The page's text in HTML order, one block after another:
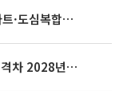
영끌 '주택공급' 대책 임박⋯비아파트·도심복합까지 총동원
종부세 개편에도…1·3주택 종부세 격차 2028년부터 확대